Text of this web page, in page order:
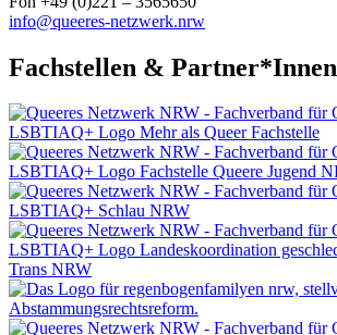
info@queeres-netzwerk.nrw
Fachstellen & Partner*Innen